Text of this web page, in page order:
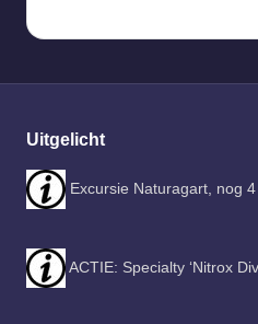
Uitgelicht
Excursie Naturagart, nog
ACTIE: Specialty ‘Nitrox